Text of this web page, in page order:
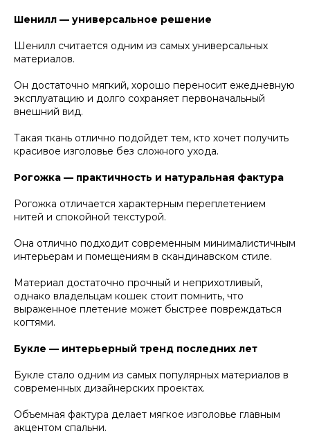
Шенилл — универсальное решение
Шенилл считается одним из самых универсальных
материалов.
Он достаточно мягкий, хорошо переносит ежедневную
эксплуатацию и долго сохраняет первоначальный
внешний вид.
Такая ткань отлично подойдет тем, кто хочет получить
красивое изголовье без сложного ухода.
Рогожка — практичность и натуральная фактура
Рогожка отличается характерным переплетением
нитей и спокойной текстурой.
Она отлично подходит современным минималистичным
интерьерам и помещениям в скандинавском стиле.
Материал достаточно прочный и неприхотливый,
однако владельцам кошек стоит помнить, что
выраженное плетение может быстрее повреждаться
когтями.
Букле — интерьерный тренд последних лет
Букле стало одним из самых популярных материалов в
современных дизайнерских проектах.
Объемная фактура делает мягкое изголовье главным
акцентом спальни.